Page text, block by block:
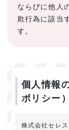
ならびに他人
欺行為に該当
す。
個人情報
ポリシー）
株式会社セレス